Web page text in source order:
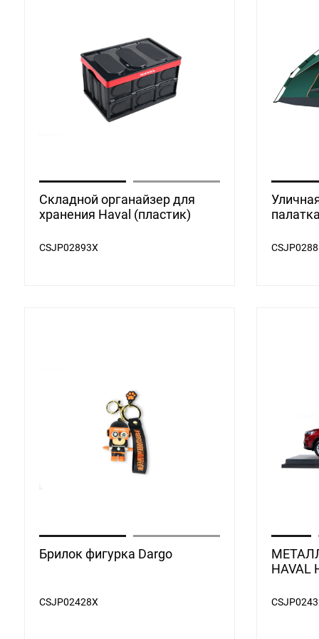
Складной органайзер для
хранения Haval (пластик)
CSJP02893X
Брилок фигурка Dargo
CSJP02428X
HAVAL